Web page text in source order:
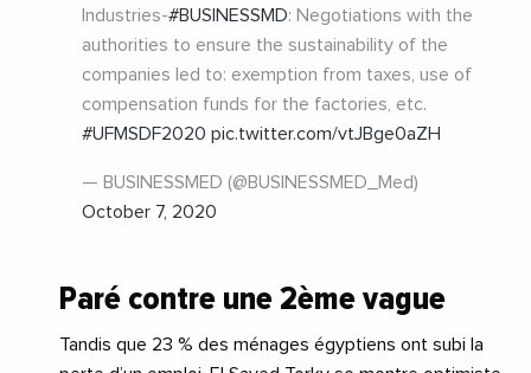
Industries-#BUSINESSMD: Negotiations with the
authorities to ensure the sustainability of the
companies led to: exemption from taxes, use of
compensation funds for the factories, etc.
#UFMSDF2020 pic.twitter.com/vtJBge0aZH
— BUSINESSMED (@BUSINESSMED_Med)
October 7, 2020
Paré contre une 2ème vague
Tandis que 23 % des ménages égyptiens ont subi la